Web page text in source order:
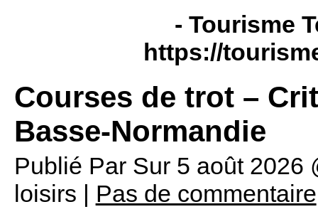
- Tourisme
https://
Courses de trot –
Basse-Normandie
Publié Par Sur 5 août 2026
loisirs | Pas de commentaire